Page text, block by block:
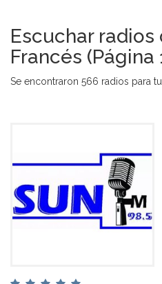
Escuchar radios
Francés (Página
Se encontraron 566 radios para